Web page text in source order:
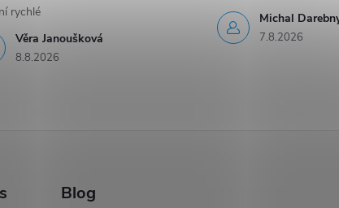
Věra Janoušková
8.8.2026
rychlé
Michal
7.8.2026
Blog